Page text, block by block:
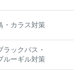
・カラス対策
ラックバス・
ルーギル対策